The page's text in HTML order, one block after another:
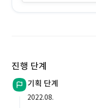
진행 단계
기획 단계
2022.08.